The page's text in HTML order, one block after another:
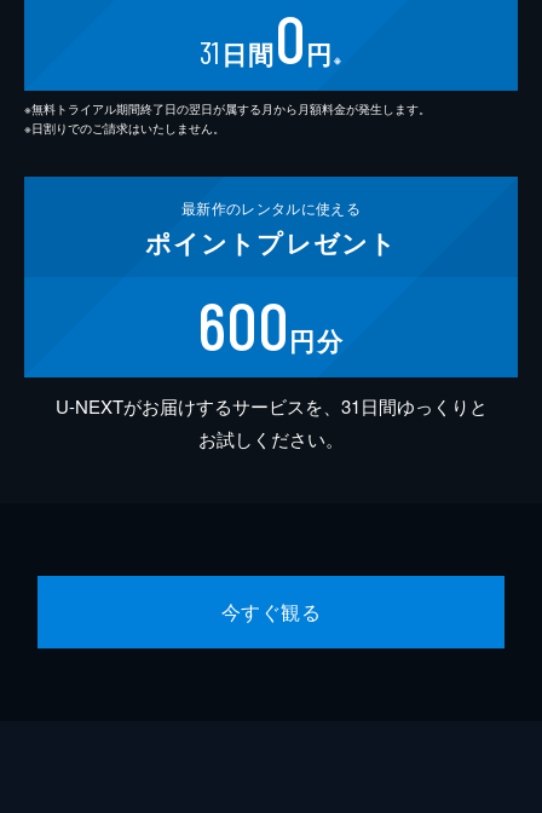
31 日間0円 ※
※無料トライアル期間終了日の翌日が属する月から月額料金が発生します。
※日割りでのご請求はいたしません。
最新作のレンタルに使える
ポイント プレゼント
600円分
U-NEXTがお届けするサービスを、31日間ゆっくりと
お試しください。
今すぐ観る